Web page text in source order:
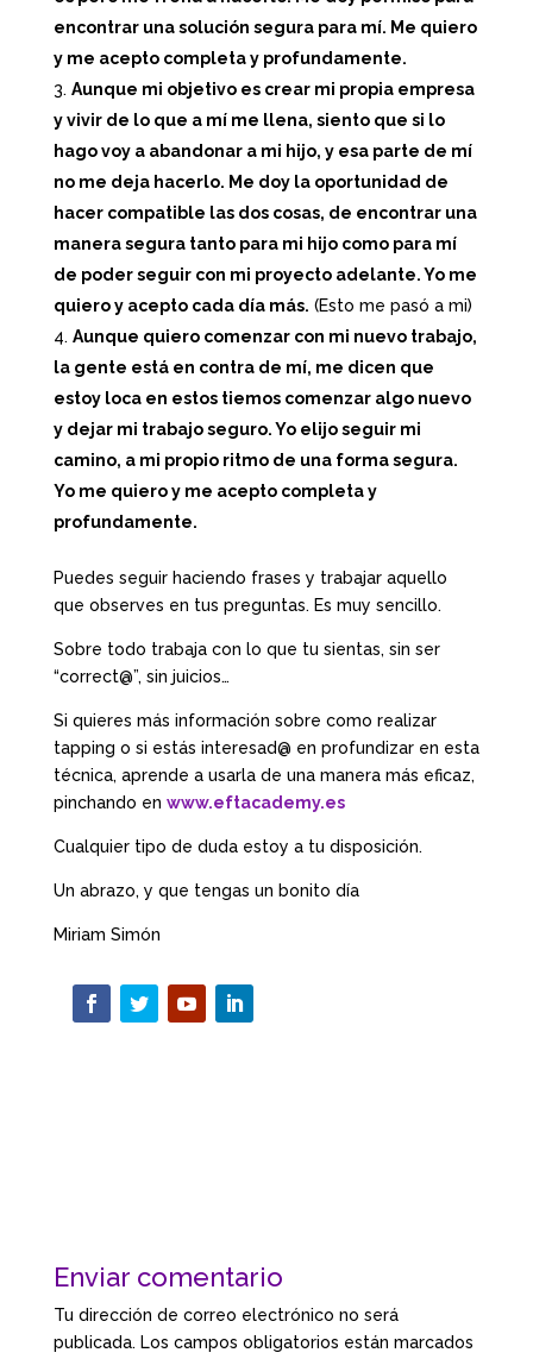
encontrar una solución segura para mí. Me quiero
y me acepto completa y profundamente.
Aunque mi objetivo es crear mi propia empresa
y vivir de lo que a mí me llena, siento que si lo
hago voy a abandonar a mi hijo, y esa parte de mí
no me deja hacerlo. Me doy la oportunidad de
hacer compatible las dos cosas, de encontrar una
manera segura tanto para mi hijo como para mí
de poder seguir con mi proyecto adelante. Yo me
quiero y acepto cada día más. (Esto me pasó a mi)
Aunque quiero comenzar con mi nuevo trabajo,
la gente está en contra de mí, me dicen que
estoy loca en estos tiemos comenzar algo nuevo
y dejar mi trabajo seguro. Yo elijo seguir mi
camino, a mi propio ritmo de una forma segura.
Yo me quiero y me acepto completa y
profundamente.
Puedes seguir haciendo frases y trabajar aquello
que observes en tus preguntas. Es muy sencillo.
Sobre todo trabaja con lo que tu sientas, sin ser
“correct@”, sin juicios…
Si quieres más información sobre como realizar
tapping o si estás interesad@ en profundizar en esta
técnica, aprende a usarla de una manera más eficaz,
pinchando en www.eftacademy.es
Cualquier tipo de duda estoy a tu disposición.
Un abrazo, y que tengas un bonito día
Miriam Simón
Enviar comentario
Tu dirección de correo electrónico no será
publicada. Los campos obligatorios están marcados